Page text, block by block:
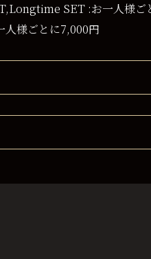
SET :お一人様ご
様ごとに7,000円